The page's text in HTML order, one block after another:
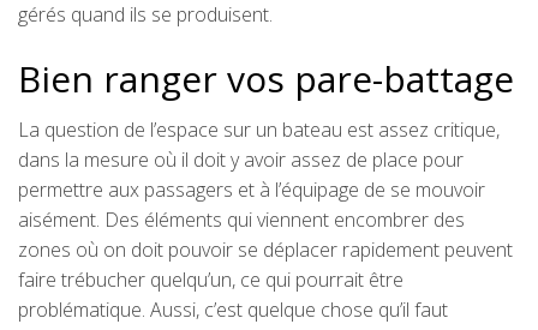
gérés quand ils se produisent.
Bien ranger vos pare-battage
La question de l’espace sur un bateau est assez critique,
dans la mesure où il doit y avoir assez de place pour
permettre aux passagers et à l’équipage de se mouvoir
aisément. Des éléments qui viennent encombrer des
zones où on doit pouvoir se déplacer rapidement peuvent
faire trébucher quelqu’un, ce qui pourrait être
problématique. Aussi, c’est quelque chose qu’il faut